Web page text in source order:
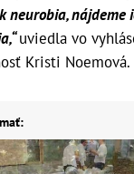
neurobia, nájdeme
uviedla vo
Kristi Noemová.